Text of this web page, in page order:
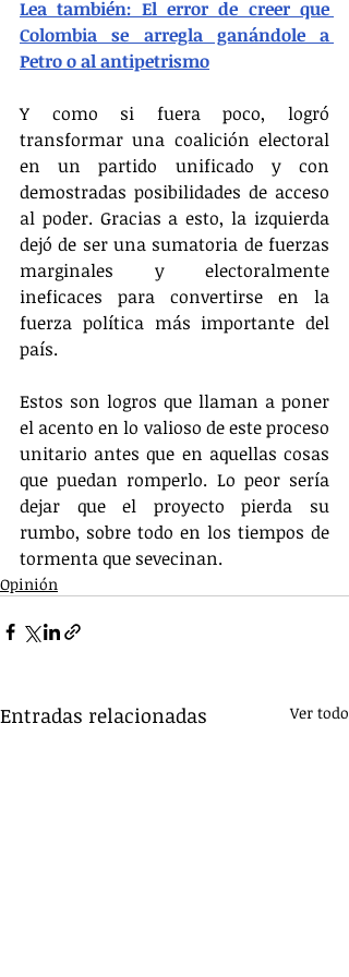
Lea también: El error de creer que
Colombia se arregla ganándole a
Petro o al antipetrismo
Y como si fuera poco, logró
transformar una coalición electoral
en un partido unificado y con
demostradas posibilidades de acceso
al poder. Gracias a esto, la izquierda
dejó de ser una sumatoria de fuerzas
marginales y electoralmente
ineficaces para convertirse en la
fuerza política más importante del
país.
Estos son logros que llaman a poner
el acento en lo valioso de este proceso
unitario antes que en aquellas cosas
que puedan romperlo. Lo peor sería
dejar que el proyecto pierda su
rumbo, sobre todo en los tiempos de
tormenta que sevecinan.
Opinión
Entradas relacionadas Ver todo